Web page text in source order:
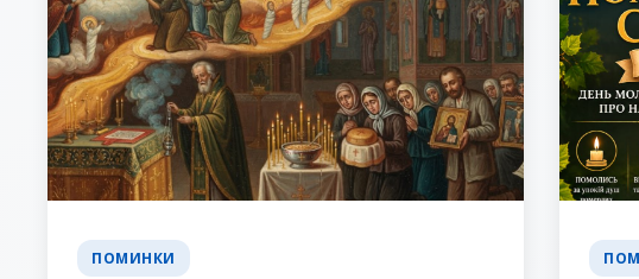
ПОМИНКИ